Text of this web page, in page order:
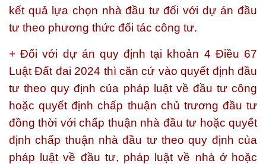
kết quả lựa chọn nhà đầu tư đối với dự án đầu
tư theo phương thức đối tác công tư.
+ Đối với dự án quy định tại khoản 4 Điều 67
Luật Đất đai 2024 thì căn cứ vào quyết định đầu
tư theo quy định của pháp luật về đầu tư công
hoặc quyết định chấp thuận chủ trương đầu tư
đồng thời với chấp thuận nhà đầu tư hoặc quyết
định chấp thuận nhà đầu tư theo quy định của
pháp luật về đầu tư, pháp luật về nhà ở hoặc